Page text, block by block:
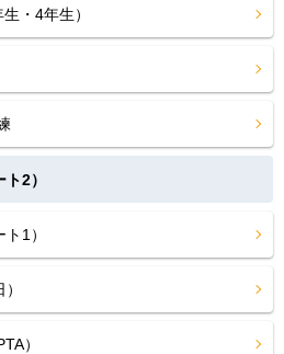
・4年生）
2）
1）
）